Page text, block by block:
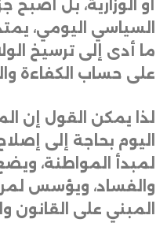
أو الوزارية، بل أصبح
السياسي اليومي،
ما أدى إلى ترسيخ
على حساب الكفاءة
لذا يمكن القول إن
اليوم بحاجة إلى
لمبدأ المواطنة،
والفساد، ويؤسس
المبني على القانون